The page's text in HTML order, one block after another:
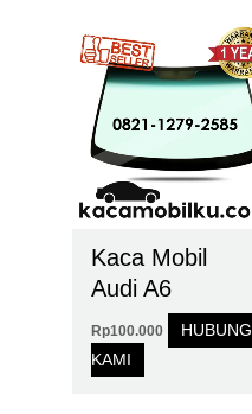
Kaca Mobil
Audi A6
Rp100.000
HUBUNGI
KAMI